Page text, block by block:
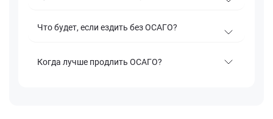
Что будет, если ездить без ОСАГО?
Когда лучше продлить ОСАГО?